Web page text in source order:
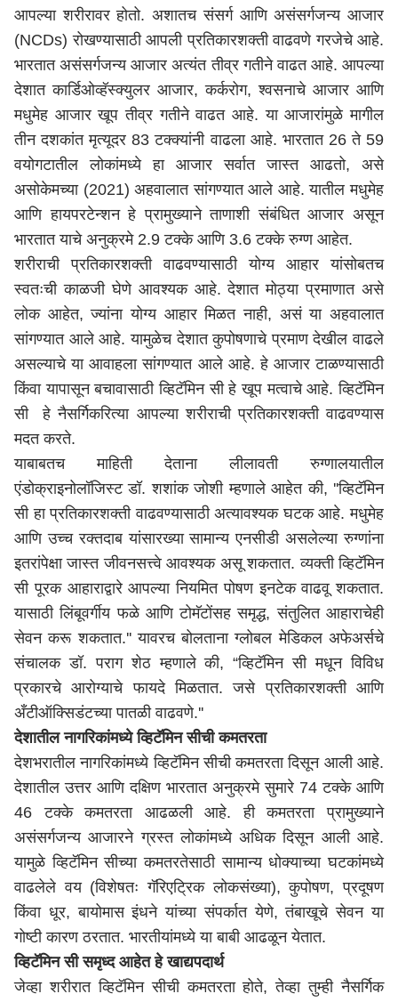
आपल्या शरीरावर होतो. अशातच संसर्ग आणि असंसर्गजन्य आजार
(NCDs) रोखण्यासाठी आपली प्रतिकारशक्ती वाढवणे गरजेचे आहे.
भारतात असंसर्गजन्य आजार अत्यंत तीव्र गतीने वाढत आहे. आपल्या
देशात कार्डिओव्हॅस्क्युलर आजार, कर्करोग, श्वसनाचे आजार आणि
मधुमेह आजार खूप तीव्र गतीने वाढत आहे. या आजारांमुळे मागील
तीन दशकांत मृत्यूदर 83 टक्क्यांनी वाढला आहे. भारतात 26 ते 59
वयोगटातील लोकांमध्ये हा आजार सर्वात जास्त आढतो, असे
असोकेमच्या (2021) अहवालात सांगण्यात आले आहे. यातील मधुमेह
आणि हायपरटेन्शन हे प्रामुख्याने ताणाशी संबंधित आजार असून
भारतात याचे अनुक्रमे 2.9 टक्के आणि 3.6 टक्के रुग्ण आहेत.
शरीराची प्रतिकारशक्ती वाढवण्यासाठी योग्य आहार यांसोबतच
स्वतःची काळजी घेणे आवश्यक आहे. देशात मोठ्या प्रमाणात असे
लोक आहेत, ज्यांना योग्य आहार मिळत नाही, असं या अहवालात
सांगण्यात आले आहे. यामुळेच देशात कुपोषणाचे प्रमाण देखील वाढले
असल्याचे या आवाहला सांगण्यात आले आहे. हे आजार टाळण्यासाठी
किंवा यापासून बचावासाठी व्हिटॅमिन सी हे खूप मत्वाचे आहे. व्हिटॅमिन
सी हे नैसर्गिकरित्या आपल्या शरीराची प्रतिकारशक्ती वाढवण्यास
मदत करते.
याबाबतच माहिती देताना लीलावती रुग्णालयातील
एंडोक्राइनोलॉजिस्ट डॉ. शशांक जोशी म्हणाले आहेत की, ''व्हिटॅमिन
सी हा प्रतिकारशक्ती वाढवण्यासाठी अत्यावश्यक घटक आहे. मधुमेह
आणि उच्च रक्तदाब यांसारख्या सामान्य एनसीडी असलेल्या रुग्णांना
इतरांपेक्षा जास्त जीवनसत्त्वे आवश्यक असू शकतात. व्यक्ती व्हिटॅमिन
सी पूरक आहाराद्वारे आपल्या नियमित पोषण इनटेक वाढवू शकतात.
यासाठी लिंबूवर्गीय फळे आणि टोमॅटोंसह समृद्ध, संतुलित आहाराचेही
सेवन करू शकतात.'' यावरच बोलताना ग्लोबल मेडिकल अफेअर्सचे
संचालक डॉ. पराग शेठ म्हणाले की, “व्हिटॅमिन सी मधून विविध
प्रकारचे आरोग्याचे फायदे मिळतात. जसे प्रतिकारशक्ती आणि
अँटीऑक्सिडंटच्या पातळी वाढवणे.''
देशातील नागरिकांमध्ये व्हिटॅमिन सीची कमतरता
देशभरातील नागरिकांमध्ये व्हिटॅमिन सीची कमतरता दिसून आली आहे.
देशातील उत्तर आणि दक्षिण भारतात अनुक्रमे सुमारे 74 टक्के आणि
46 टक्के कमतरता आढळली आहे. ही कमतरता प्रामुख्याने
असंसर्गजन्य आजारने ग्रस्त लोकांमध्ये अधिक दिसून आली आहे.
यामुळे व्हिटॅमिन सीच्या कमतरतेसाठी सामान्य धोक्याच्या घटकांमध्ये
वाढलेले वय (विशेषतः गॅरिएट्रिक लोकसंख्या), कुपोषण, प्रदूषण
किंवा धूर, बायोमास इंधने यांच्या संपर्कात येणे, तंबाखूचे सेवन या
गोष्टी कारण ठरतात. भारतीयांमध्ये या बाबी आढळून येतात.
व्हिटॅमिन सी समृध्द आहेत हे खाद्यपदार्थ
जेव्हा शरीरात व्हिटॅमिन सीची कमतरता होते, तेव्हा तुम्ही नैसर्गिक